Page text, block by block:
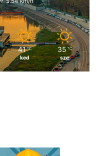
41 ℃
ked
35 ℃
sze